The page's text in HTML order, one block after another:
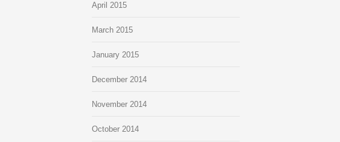
April 2015
March 2015
January 2015
December 2014
November 2014
October 2014